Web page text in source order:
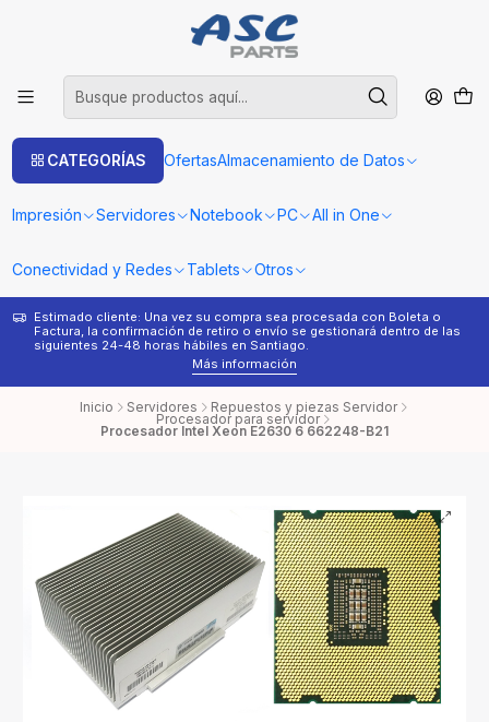
CATEGORÍAS OfertasAlmacenamiento de Datos
Impresión Servidores Notebook PC All in One
Conectividad y Redes Tablets Otros
Estimado cliente: Una vez su compra sea procesada con Boleta o
Factura, la confirmación de retiro o envío se gestionará dentro de las
siguientes 24-48 horas hábiles en Santiago.
Más información
Inicio Servidores Repuestos y piezas Servidor
Procesador para servidor
Procesador Intel Xeon E2630 6 662248-B21